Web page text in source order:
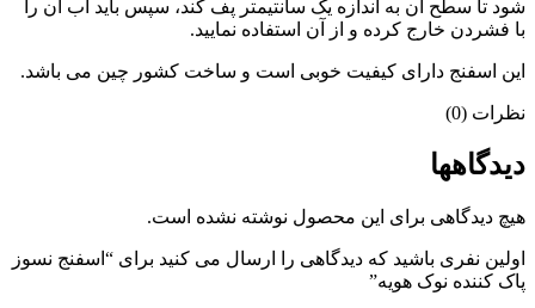
شود تا سطح آن به اندازه یک سانتیمتر پف کند، سپس باید آب آن را
با فشردن خارج کرده و از آن استفاده نمایید.
این اسفنج دارای کیفیت خوبی است و ساخت کشور چین می باشد.
نظرات (0)
دیدگاهها
هیچ دیدگاهی برای این محصول نوشته نشده است.
اولین نفری باشید که دیدگاهی را ارسال می کنید برای “اسفنج نسوز
پاک کننده نوک هویه”